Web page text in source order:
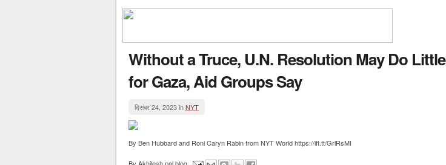
Without a Truce, U.N. Resolution May Do Little
for Gaza, Aid Groups Say
दिसंबर 24, 2023 inNYT
By Ben Hubbard and Roni Caryn Rabin from NYT World https://ift.tt/GrlRsMI